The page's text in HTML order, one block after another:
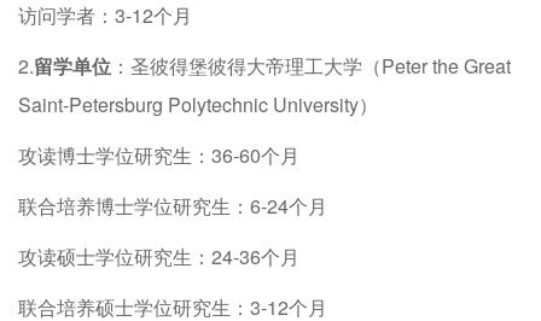
访问学者：3-12个月
2.留学单位 ：圣彼得堡彼得大帝理工大学（Peter the Great
Saint-Petersburg Polytechnic University）
攻读博士学位研究生：36-60个月
联合培养博士学位研究生：6-24个月
攻读硕士学位研究生：24-36个月
联合培养硕士学位研究生：3-12个月